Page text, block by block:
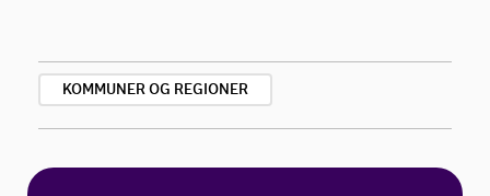
KOMMUNER OG REGIONER